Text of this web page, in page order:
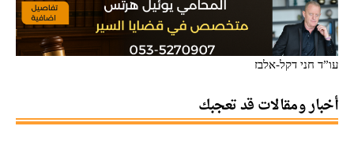
עו”ד חני דקל-אלבז
أخبار ومقالات قد تعجبك